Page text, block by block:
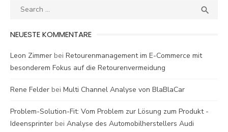
Search

NEUESTE KOMMENTARE
Leon Zimmer bei Retourenmanagement im E-Commerce mit
besonderem Fokus auf die Retourenvermeidung
Rene Felder bei Multi Channel Analyse von BlaBlaCar
Problem-Solution-Fit: Vom Problem zur Lösung zum Produkt -
Ideensprinter bei Analyse des Automobilherstellers Audi